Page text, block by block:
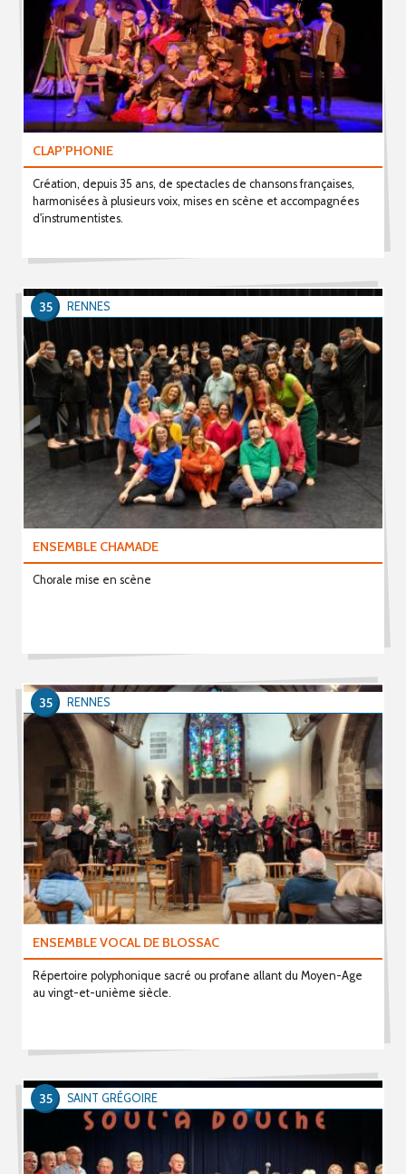
CLAP'PHONIE
Création, depuis 35 ans, de spectacles de chansons françaises,
harmonisées à plusieurs voix, mises en scène et accompagnées
d'instrumentistes.
ENSEMBLE CHAMADE
Chorale mise en scène
RENNES
35
ENSEMBLE VOCAL DE BLOSSAC
Répertoire polyphonique sacré ou profane allant du Moyen-Age
au vingt-et-unième siècle.
RENNES
35
SAINT GRÉGOIRE
35